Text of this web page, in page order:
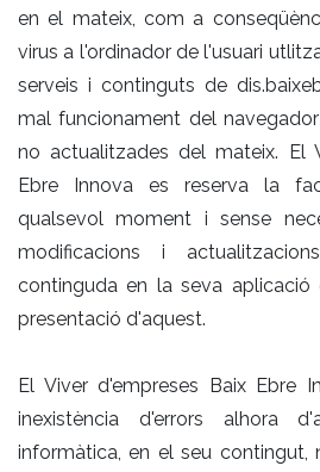
en el mateix, com a
virus a l'ordinador de l'usuari
serveis i continguts de
mal funcionament del
no actualitzades del mateix. El
Ebre Innova es reserva la
qualsevol moment i sense
modificacions i
continguda en la seva
presentació d'aquest.
El Viver d'empreses Baix Ebre
inexistència d'errors alhora
informàtica, en el seu contingut,